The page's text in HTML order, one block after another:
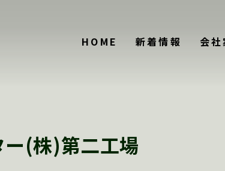
HOME 新着情報 会社
(株)第二工場